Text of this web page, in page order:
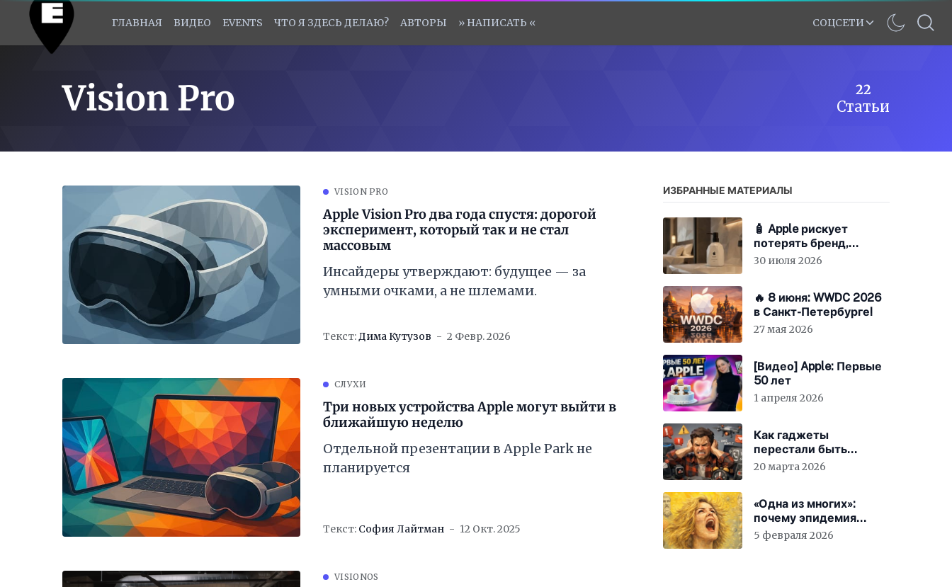
ГЛАВНАЯ ВИДЕО EVENTS ЧТО Я ЗДЕСЬ ДЕЛАЮ? АВТОРЫ » НАПИСАТЬ « СОЦСЕТИ
Vision Pro 22
Статьи
VISION PRO
Apple Vision Pro два года спустя: дорогой
эксперимент, который так и не стал
массовым
Инсайдеры утверждают: будущее — за
умными очками, а не шлемами.
Текст:Дима Кутузов 2 Февр. 2026
СЛУХИ
Три новых устройства Apple могут выйти в
ближайшую неделю
Отдельной презентации в Apple Park не
планируется
Текст: София Лайтман 12 Окт. 2025
VISIONOS
ИЗБРАННЫЕ МАТЕРИАЛЫ
🧴 Apple рискует
потерять бренд,
экономя на «мыле»
30 июля 2026
🔥 8 июня: WWDC 2026
в Санкт-Петербурге!
27 мая 2026
[Видео] Apple: Первые
50 лет
1 апреля 2026
Как гаджеты
перестали быть
просто устройствами и
20 марта 2026
«Одна из многих»:
почему эпидемия
счастья страшнее
5 февраля 2026